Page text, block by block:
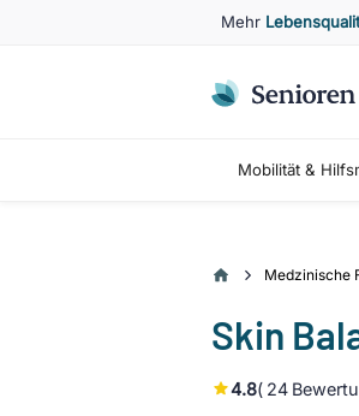
Mehr
Mobilität &
Medzinische
Skin
4.8( 24